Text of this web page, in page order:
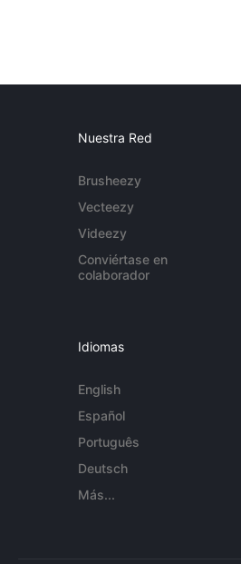
Nuestra Red
Brusheezy
Vecteezy
Videezy
Conviértase en
colaborador
Idiomas
English
Español
Português
Deutsch
Más...